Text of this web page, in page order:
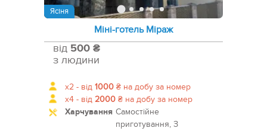
Ясіня
Міні-готель Міраж
від 500 ₴
з людини
x2 - від 1000 ₴ на добу за номер
x4 - від 2000 ₴ на добу за номер
Харчування Самостійне
приготування, З